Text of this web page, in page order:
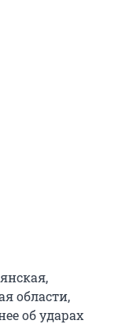
области,
об ударах